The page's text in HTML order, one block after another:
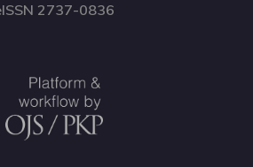
2737-0836